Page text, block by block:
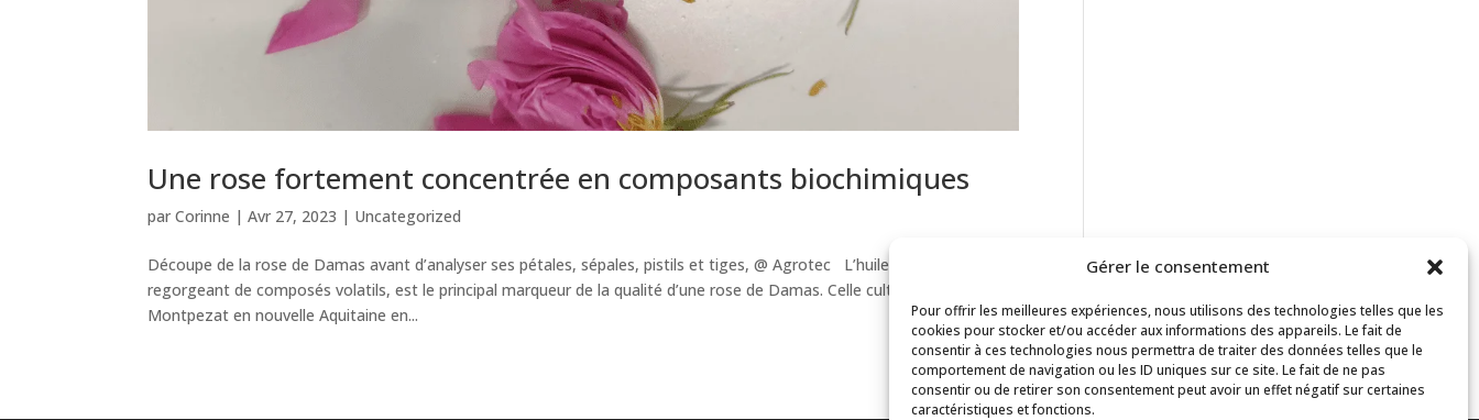
Gérer le consentement
Pour offrir les meilleures expériences, nous utilisons des technologies telles que les
cookies pour stocker et/ou accéder aux informations des appareils. Le fait de
consentir à ces technologies nous permettra de traiter des données telles que le
comportement de navigation ou les ID uniques sur ce site. Le fait de ne pas
consentir ou de retirer son consentement peut avoir un effet négatif sur certaines
caractéristiques et fonctions.
Une rose fortement concentrée en composants biochimiques
parCorinne |Avr 27, 2023 | Uncategorized
Découpe de la rose de Damas avant d’analyser ses pétales, sépales, pistils et tiges, @ Agrotec L’huile essentielle,
regorgeant de composés volatils, est le principal marqueur de la qualité d’une rose de Damas. Celle cultivée à
Montpezat en nouvelle Aquitaine en...